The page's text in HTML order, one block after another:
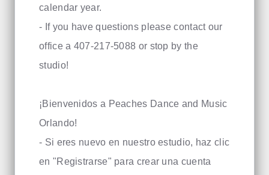
calendar year.
- If you have questions please contact our
office a 407-217-5088 or stop by the
studio!
¡Bienvenidos a Peaches Dance and Music
Orlando!
- Si eres nuevo en nuestro estudio, haz clic
en "Registrarse" para crear una cuenta